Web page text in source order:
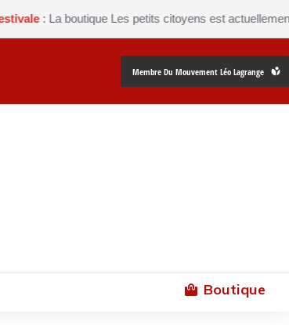
boutique Les petits citoyens est actuellement
Membre Du Mouvement Léo Lagrange
Boutique